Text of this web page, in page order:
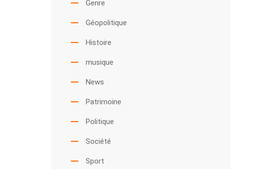
Genre
Géopolitique
Histoire
musique
News
Patrimoine
Politique
Société
Sport